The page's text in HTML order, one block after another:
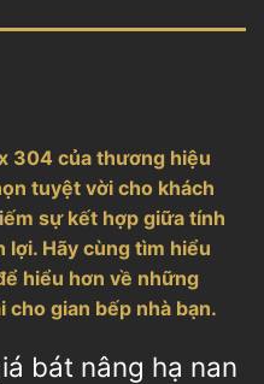
304 của thương hiệu
tuyệt vời cho khách
sự kết hợp giữa tính
lợi. Hãy cùng tìm hiểu
hiểu hơn về những
cho gian bếp nhà bạn.
bát nâng hạ nan